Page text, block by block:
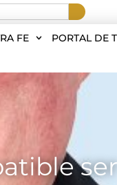
FE PORTAL DE